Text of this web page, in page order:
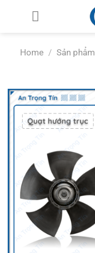
Home / Sản phẩm